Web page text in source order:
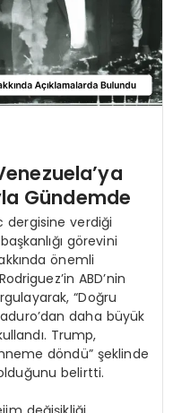
Gündemde
dergisine verdiği
görevini
önemli
ABD’nin
“Doğru
daha büyük
Trump,
döndü” şeklinde
belirtti.